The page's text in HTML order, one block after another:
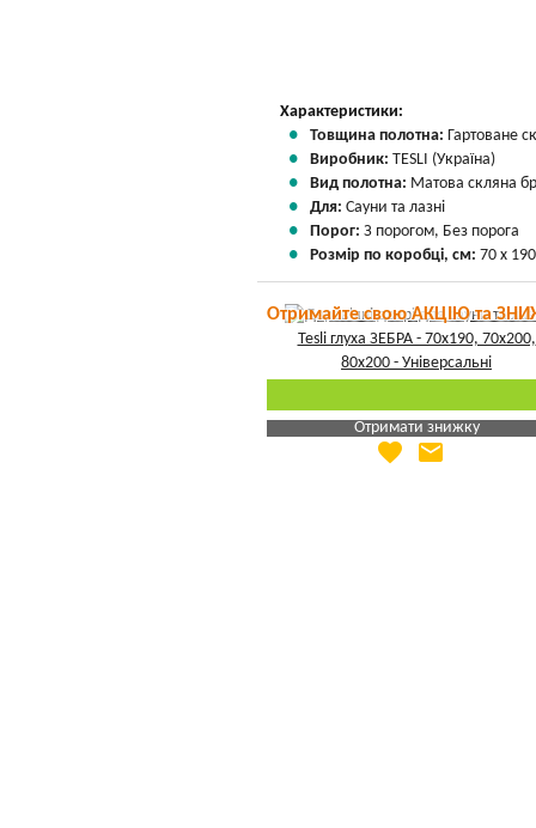
Характеристики:
Товщина полотна: Гартоване
Виробник: TESLI (Україна)
Вид полотна: Матова скляна
Для: Сауни та лазні
Порог: З порогом, Без порога
Розмір по коробці, см: 70 х 190
Отримайте свою АКЦІЮ та
Отримати знижку
Яка Ваша ціна
favorite email